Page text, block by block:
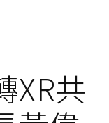
XR共